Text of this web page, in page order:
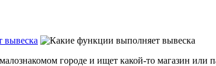
вывеска
городе и ищет какой-то магазин или